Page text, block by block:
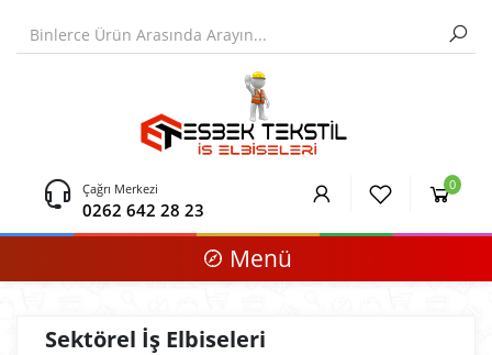
Çağrı Merkezi
0262 642 28 23
0
Menü
Sektörel İş Elbiseleri